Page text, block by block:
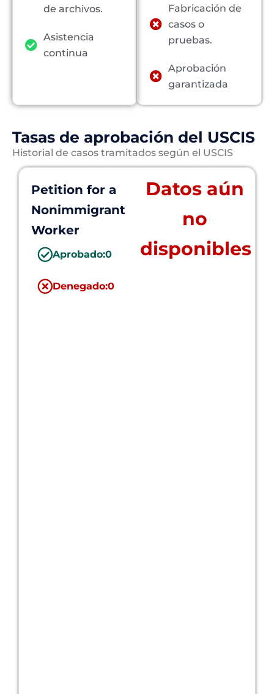
de archivos.
Asistencia
continua
Fabricación de
casos o
pruebas.
Aprobación
garantizada
Tasas de aprobación del USCIS
Historial de casos tramitados según el USCIS
Petition for a
Nonimmigrant
Worker
Aprobado:0
Denegado:0
Datos aún
no
disponibles